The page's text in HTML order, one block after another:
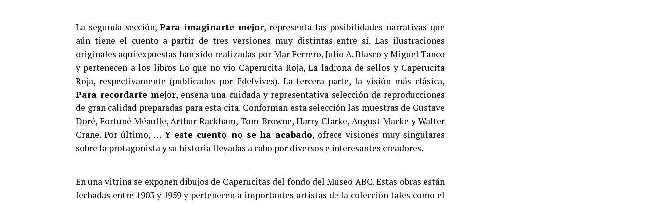
La segunda sección,Para imaginarte mejor, representa las posibilidades narrativas que
aún tiene el cuento a partir de tres versiones muy distintas entre sí. Las ilustraciones
originales aquí expuestas han sido realizadas por Mar Ferrero, Julio A. Blasco y Miguel Tanco
y pertenecen a los libros Lo que no vio Caperucita Roja, La ladrona de sellos y Caperucita
Roja, respectivamente (publicados por Edelvives). La tercera parte, la visión más clásica,
Para recordarte mejor, enseña una cuidada y representativa selección de reproducciones
de gran calidad preparadas para esta cita. Conforman esta selección las muestras de Gustave
Doré, Fortuné Méaulle, Arthur Rackham, Tom Browne, Harry Clarke, August Macke y Walter
Crane. Por último, … Y este cuento no se ha acabado, ofrece visiones muy singulares
sobre la protagonista y su historia llevadas a cabo por diversos e interesantes creadores.
En una vitrina se exponen dibujos de Caperucitas del fondo del Museo ABC. Estas obras están
fechadas entre 1903 y 1959 y pertenecen a importantes artistas de la colección tales como el